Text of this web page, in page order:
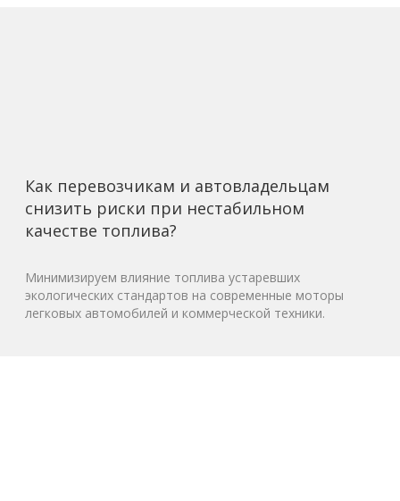
Как перевозчикам и автовладельцам
снизить риски при нестабильном
качестве топлива?
Минимизируем влияние топлива устаревших
экологических стандартов на современные моторы
легковых автомобилей и коммерческой техники.